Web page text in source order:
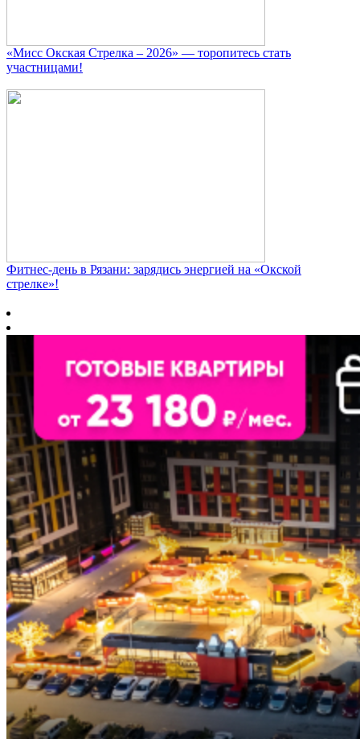
«Мисс Окская Стрелка – 2026» — торопитесь стать
участницами!
Фитнес‑день в Рязани: зарядись энергией на «Окской
стрелке»!